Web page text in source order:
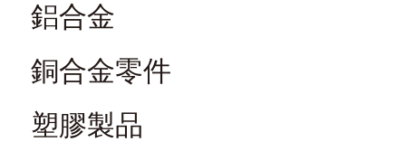
鋁合金
銅合金零件
塑膠製品